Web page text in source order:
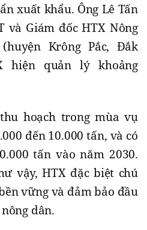
xuất khẩu. Ông Lê Tấn
và Giám đốc HTX Nông
Krông Pắc, Đắk
hiện quản lý khoảng
hoạch trong mùa vụ
đến 10.000 tấn, và có
tấn vào năm 2030.
vậy, HTX đặc biệt chú
vững và đảm bảo đầu
dân.